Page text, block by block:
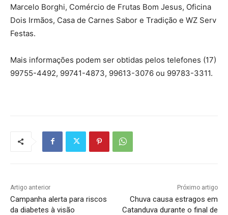
Marcelo Borghi, Comércio de Frutas Bom Jesus, Oficina
Dois Irmãos, Casa de Carnes Sabor e Tradição e WZ Serv
Festas.
Mais informações podem ser obtidas pelos telefones (17)
99755-4492, 99741-4873, 99613-3076 ou 99783-3311.
Artigo anterior
Campanha alerta para riscos
da diabetes à visão
Próximo artigo
Chuva causa estragos em
Catanduva durante o final de